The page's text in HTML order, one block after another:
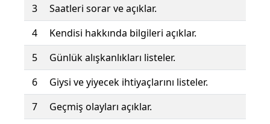
3
Saatleri sorar ve açıklar.
4
Kendisi hakkında bilgileri açıklar.
5
Günlük alışkanlıkları listeler.
6
Giysi ve yiyecek ihtiyaçlarını listeler.
7
Geçmiş olayları açıklar.